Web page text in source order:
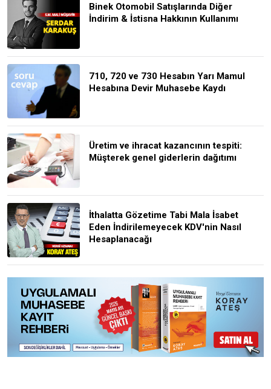
Binek Otomobil Satışlarında Diğer
İndirim & İstisna Hakkının Kullanımı
710, 720 ve 730 Hesabın Yarı Mamul
Hesabına Devir Muhasebe Kaydı
Üretim ve ihracat kazancının tespiti:
Müşterek genel giderlerin dağıtımı
İthalatta Gözetime Tabi Mala İsabet
Eden İndirilemeyecek KDV'nin Nasıl
Hesaplanacağı